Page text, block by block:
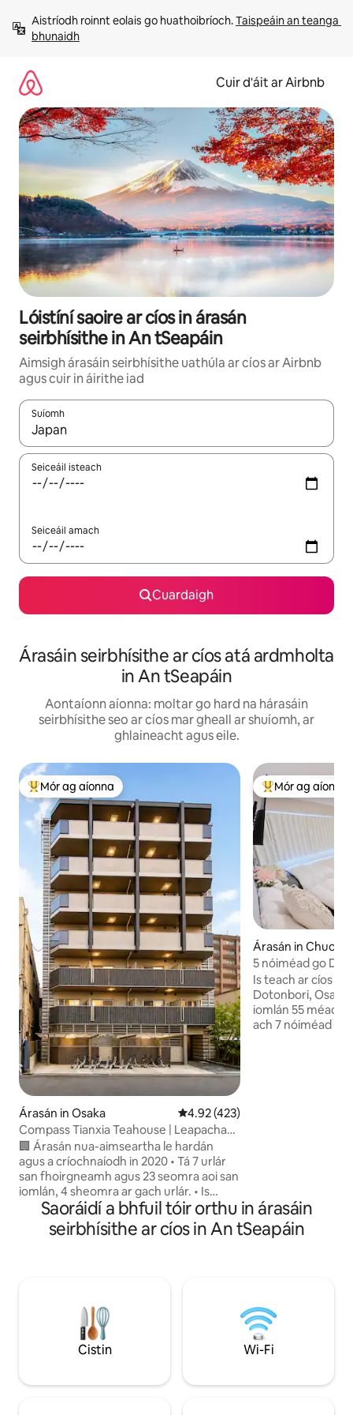
chuig
ábhar
Aistríodh roinnt eolais go huathoibríoch. Taispeáin an teanga
bhunaidh
Cuir d'áit ar Airbnb
Lóistíní saoire ar cíos in árasán
seirbhísithe in An tSeapáin
Aimsigh árasáin seirbhísithe uathúla ar cíos ar Airbnb
agus cuir in áirithe iad
Suíomh
Nuair a bheidh torthaí ar fáil, déan nascleanúint le
Seiceáil isteach
Seiceáil amach
Cuardaigh
Árasáin seirbhísithe ar cíos atá ardmholta
in An tSeapáin
Aontaíonn aíonna: moltar go hard na hárasáin
seirbhísithe seo ar cíos mar gheall ar shuíomh, ar
ghlaineacht agus eile.
An-mhór ag aíonna
Mór ag aíonna
Árasán in Osaka Meánrátáil 4.92 as 5, 423
4.92 (423)
Compass Tianxia Teahouse | Leapacha
Dúbailte 33m² | 5 nóiméad ón stáisiún |
Áit chompordach do 4 dhuine | Nasc
díreach leis an aerfort | Lár na cathrach |
Is féidir cócaireacht a dhéanamh
🏢 Árasán nua-aimseartha le hardán
agus a críochnaíodh in 2020 • Tá 7 urlár
san fhoirgneamh agus 23 seomra aoi san
iomlán, 4 sheomra ar gach urlár. • Is
seomraí 1LDK fairsinge thart ar 33㎡ iad
go léir, agus tá an leagan amach cónaithe
mar an gcéanna (dearadh scátháin chlé
agus tá fuinneog taoibh freisin sna
seomraí cúinne, rud a fhágann go bhfuil
an solas níos fearr. • D'fhéadfadh go
mbeadh difríocht bheag idir dath na
itheacháin agus feistis eile sna seomraí,
An-mhór ag
Mór ag aíonna
Árasán in Chuo
a
5 nóiméad go
cearnach!2
nóiméad ó
Dotonbori,
luath
Is teach ar cíos é
Dotonbori,
iomlán 55 méadar
ach 7 nóiméad
staighre, rud atá
laethúla agus
agus chun
stáisiún is gaire
Bealach amach 7,
・Tá sé thart ar 5
Margadh
nóiméad siúil go
Saoráidí a bhfuil tóir orthu in árasáin
seirbhísithe ar cíos in An tSeapáin
Cistin Wi-Fi